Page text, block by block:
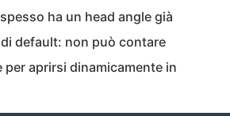
ha un head angle già
default: non può contare
per aprirsi dinamicamente in